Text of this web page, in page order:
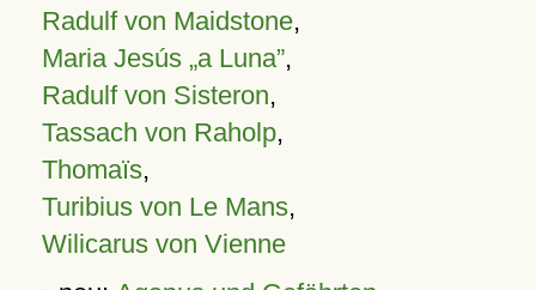
Radulf von Maidstone,
Maria Jesús „a Luna”,
Radulf von Sisteron,
Tassach von Raholp,
Thomaïs,
Turibius von Le Mans,
Wilicarus von Vienne